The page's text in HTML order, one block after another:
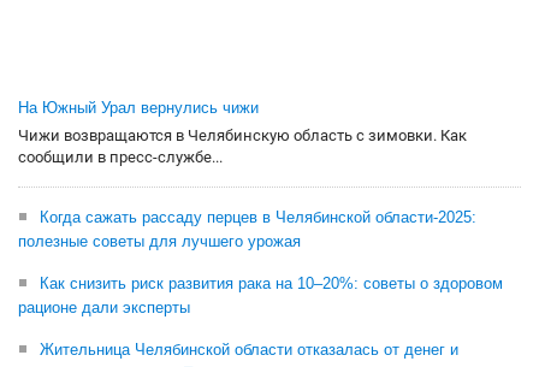
На Южный Урал вернулись чижи
Чижи возвращаются в Челябинскую область с зимовки. Как
сообщили в пресс-службе...
Когда сажать рассаду перцев в Челябинской области-2025:
полезные советы для лучшего урожая
Как снизить риск развития рака на 10–20%: советы о здоровом
рационе дали эксперты
Жительница Челябинской области отказалась от денег и